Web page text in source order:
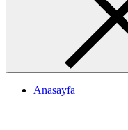
Anasayfa